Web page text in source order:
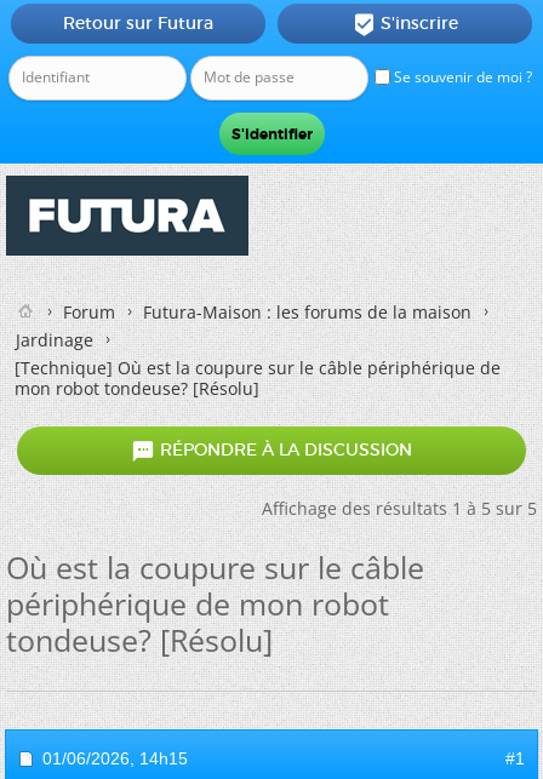
Se souvenir de moi ?
Retour sur Futura  S'inscrire
Forum
Futura-Maison : les forums de la maison
Jardinage
[Technique] Où est la coupure sur le câble périphérique de
mon robot tondeuse? [Résolu]
 RÉPONDRE À LA DISCUSSION
Affichage des résultats 1 à 5 sur 5
Où est la coupure sur le câble
périphérique de mon robot
tondeuse? [Résolu]
01/06/2026, 14h15 #1